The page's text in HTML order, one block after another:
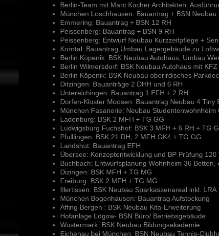
Berlin-Team mit Marc Kocher Architekten:
München Loschhausen: Bauantrag + BSN Neubau
Emmering: Bauantrag + BSN 12 RH
Peissenberg: Bauantrag + BSN 9 RH
Peissenberg: Entwurf Neubau Kurzzeitpflege +
Korntal: Bauantrag Umbau Lagergebäude zu
Berlin Köpenik: BSK Neubau Autohaus, Umbau
Berlin Wilmersdorf: BSK Neubau Autohaus mit
Berlin Köpenik: BSK Neubau oberirdisches
Ditzingen: Bauanträge 2 DHH und 6 RH
Unterelchingen: Bauantrag 1 EFH + 2 RH
Dorfen-Kloster Moosen: Bauantrag Neubau 4 Tiny
München Fasanerie: Neubau Studentenwohnheim
Ladenburg: BSK 2 MFH + TG GG
Ludwigsburg Fuchshof: BSK 3 MFH + 6 RH + TG
Pfulllingen: BSK 21 RH, 2 MFH GK4 + TG GG
Landshut: Bauantrag EFH
Übersee: Konzeptentwicklung und BP Prüfung
Buchbach: Entwurfsplanung Wohnheim 36 Betten,
Dizingen: BSK MFH + TG MG
Freiburg: BSK 2 MFH + TG MG
Illertissen: BSK Neubau Sparkassenareal inkl. LRA
München Bogenhausen: Bauantrag Aufstockung
Affing Bergen : BSK Neubau Kita-Erweiterung
Hofanlage Lögow- BSN Büro/ Betriebsgebäude
Wustermark: BSK Neubau Bildungsakademie
Eichenau bei München: BSN Neubau Tennis-